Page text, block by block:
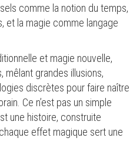
comme la notion du temps,
et la magie comme langage
et magie nouvelle,
mêlant grandes illusions,
discrètes pour faire naître
Ce n’est pas un simple
une histoire, construite
effet magique sert une